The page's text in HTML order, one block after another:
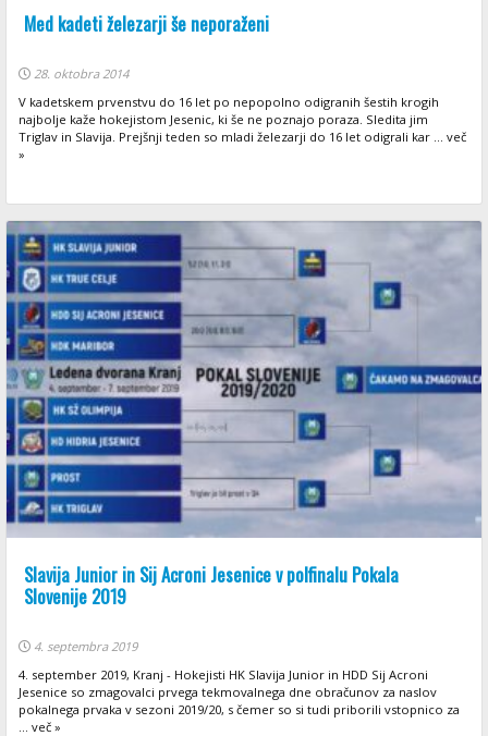
Med kadeti železarji še neporaženi
28. oktobra 2014
V kadetskem prvenstvu do 16 let po nepopolno odigranih šestih krogih
najbolje kaže hokejistom Jesenic, ki še ne poznajo poraza. Sledita jim
Triglav in Slavija. Prejšnji teden so mladi železarji do 16 let odigrali kar ... več
»
Slavija Junior in Sij Acroni Jesenice v polfinalu Pokala
Slovenije 2019
4. septembra 2019
4. september 2019, Kranj - Hokejisti HK Slavija Junior in HDD Sij Acroni
Jesenice so zmagovalci prvega tekmovalnega dne obračunov za naslov
pokalnega prvaka v sezoni 2019/20, s čemer so si tudi priborili vstopnico za
... več »